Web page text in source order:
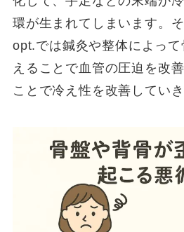
環が生まれてしまいます。
opt.では鍼灸や整体によっ
えることで血管の圧迫を改
ことで冷え性を改善していき